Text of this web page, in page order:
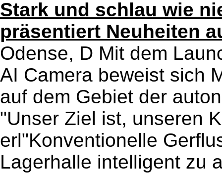
Stark und schlau wie
präsentiert Neuheiten
Odense, D Mit dem
AI Camera beweist sich
auf dem Gebiet der
"Unser Ziel ist, unseren
erl"Konventionelle
Lagerhalle intelligent zu